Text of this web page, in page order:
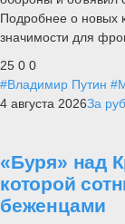
Подробнее о новых
значимости для
25 0 0
#Владимир Путин
4 августа 2026За
«Буря» над
которой
беженцами